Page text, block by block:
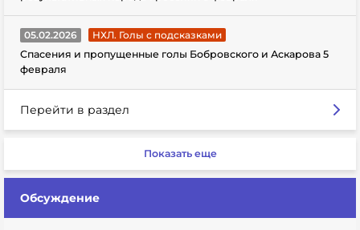
05.02.2026
НХЛ. Голы с подсказками
Спасения и пропущенные голы Бобровского и Аскарова 5
февраля
Перейти в раздел
Показать еще
Обсуждение